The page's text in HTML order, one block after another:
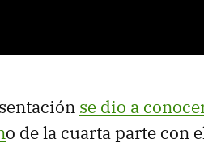
se dio a
o de la cuarta parte con